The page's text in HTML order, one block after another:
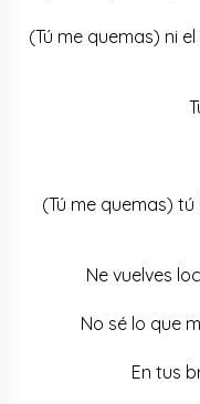
(Tú me quemas) ni
(Tú me quemas)
Ne vuelves
No sé lo que
En tus